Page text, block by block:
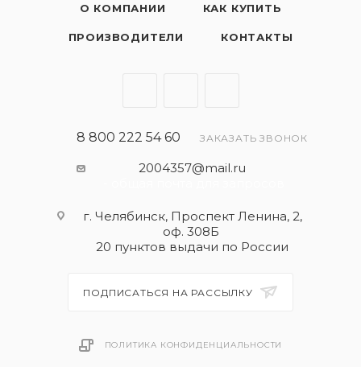
О КОМПАНИИ КАК КУПИТЬ
ПРОИЗВОДИТЕЛИ КОНТАКТЫ
8 800 222 54 60 ЗАКАЗАТЬ ЗВОНОК
2004357@mail.ru
г. Челябинск, Проспект Ленина, 2,
оф. 308Б
20 пунктов выдачи по России
ПОДПИСАТЬСЯ НА РАССЫЛКУ
ПОЛИТИКА КОНФИДЕНЦИАЛЬНОСТИ